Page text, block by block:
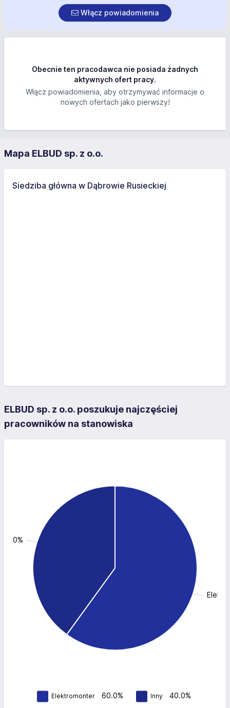
Włącz powiadomienia
Obecnie ten pracodawca nie posiada żadnych
aktywnych ofert pracy.
Włącz powiadomienia, aby otrzymywać informacje o
nowych ofertach jako pierwszy!
Mapa ELBUD sp. z o.o.
Siedziba główna w Dąbrowie Rusieckiej
ELBUD sp. z o.o. poszukuje najczęściej
pracowników na stanowiska
Elektromonter 60.0% Inny 40.0%